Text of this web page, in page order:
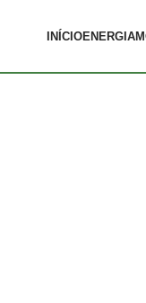
INÍCIOENERGIA